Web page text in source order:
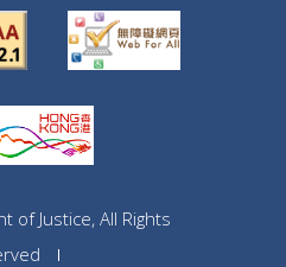
Justice, All Rights